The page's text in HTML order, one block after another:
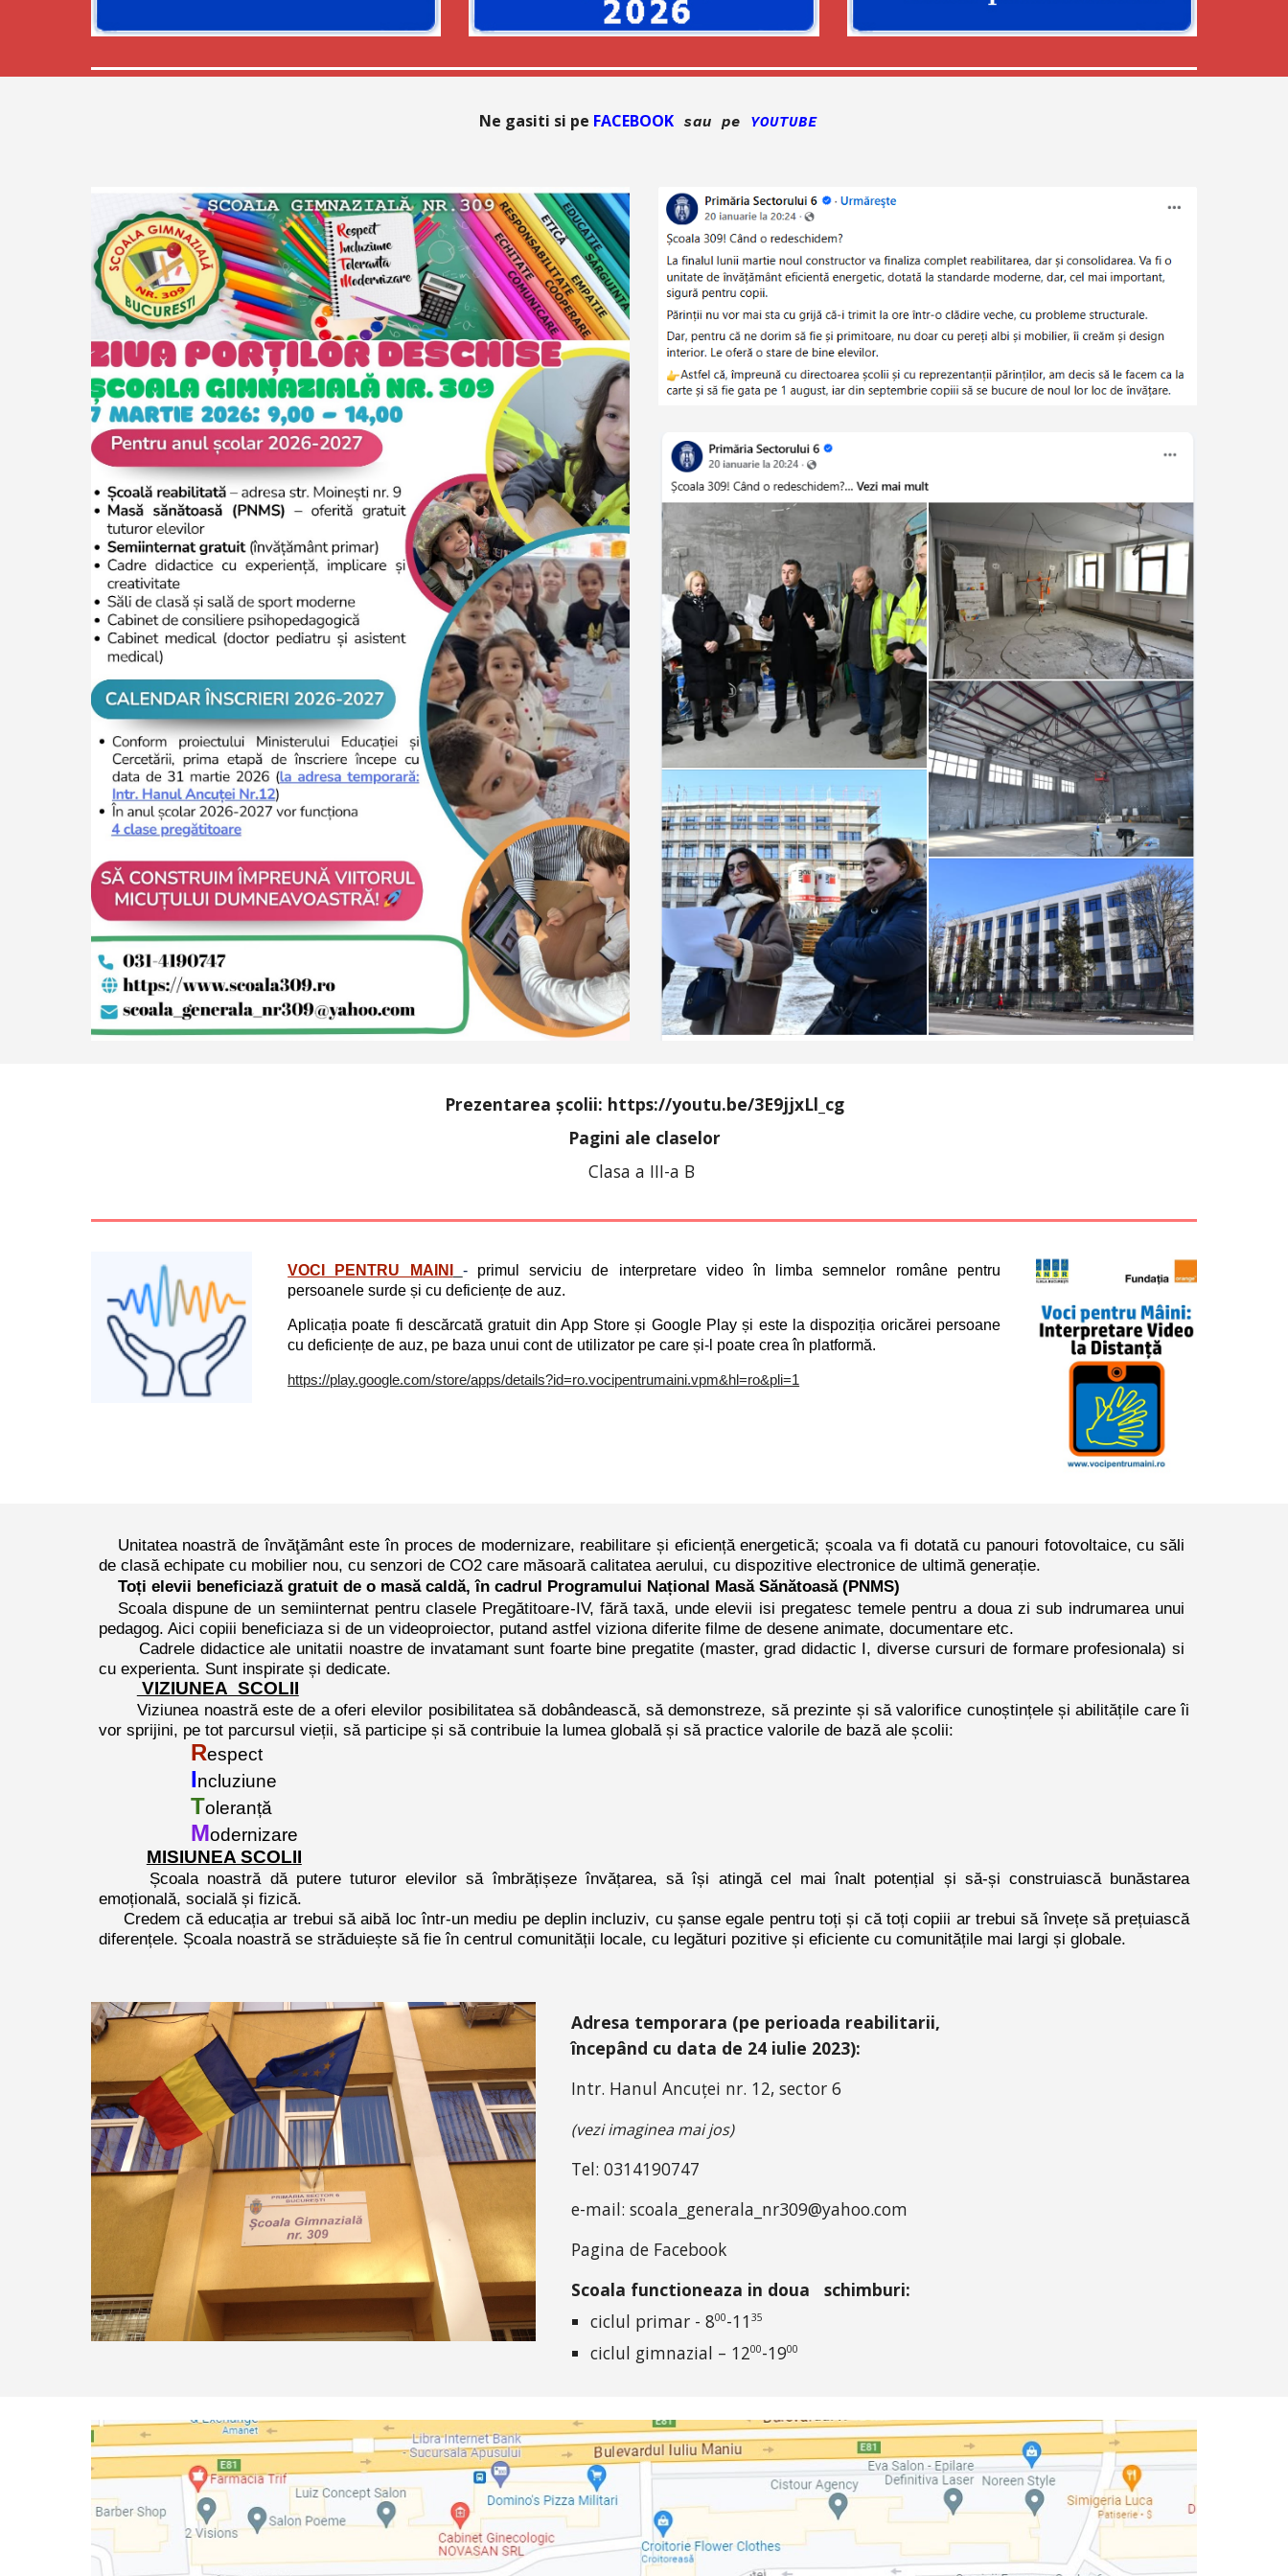
Ne gasiti si pe FACEBOOK sau pe YOUTUBE
Prezentarea școlii: https://youtu.be/3E9jjxLl_cg
Pagini ale claselor
Clasa a III-a B
VOCI PENTRU MAINI - primul serviciu de interpretare video în limba semnelor române pentru
persoanele surde și cu deficiențe de auz.
Aplicația poate fi descărcată gratuit din App Store și Google Play și este la dispoziția oricărei persoane
cu deficiențe de auz, pe baza unui cont de utilizator pe care și-l poate crea în platformă.
https://play.google.com/store/apps/details?id=ro.vocipentrumaini.vpm&hl=ro&pli=1
Unitatea noastră de învăţământ este în proces de modernizare, reabilitare și eficiență energetică; școala va fi dotată cu panouri fotovoltaice, cu săli
de clasă echipate cu mobilier nou, cu senzori de CO2 care măsoară calitatea aerului, cu dispozitive electronice de ultimă generație.
Toți elevii beneficiază gratuit de o masă caldă, în cadrul Programului Național Masă Sănătoasă (PNMS)
Scoala dispune de un semiinternat pentru clasele Pregătitoare-IV, fără taxă, unde elevii isi pregatesc temele pentru a doua zi sub indrumarea unui
pedagog. Aici copiii beneficiaza si de un videoproiector, putand astfel viziona diferite filme de desene animate, documentare etc.
Cadrele didactice ale unitatii noastre de invatamant sunt foarte bine pregatite (master, grad didactic I, diverse cursuri de formare profesionala) si
cu experienta. Sunt inspirate și dedicate.
VIZIUNEA SCOLII
Viziunea noastră este de a oferi elevilor posibilitatea să dobândească, să demonstreze, să prezinte și să valorifice cunoștințele și abilitățile care îi
vor sprijini, pe tot parcursul vieții, să participe și să contribuie la lumea globală și să practice valorile de bază ale școlii:
Respect
Incluziune
Toleranță
Modernizare
MISIUNEA SCOLII
Școala noastră dă putere tuturor elevilor să îmbrățișeze învățarea, să își atingă cel mai înalt potențial și să-și construiască bunăstarea
emoțională, socială și fizică.
Credem că educația ar trebui să aibă loc într-un mediu pe deplin incluziv, cu șanse egale pentru toți și că toți copiii ar trebui să învețe să prețuiască
diferențele. Școala noastră se străduiește să fie în centrul comunității locale, cu legături pozitive și eficiente cu comunitățile mai largi și globale.
Adresa temporara (pe perioada reabilitarii,
începând cu data de 24 iulie 2023):
Intr. Hanul Ancuței nr. 12, sector 6
(vezi imaginea mai jos)
Tel: 0314190747
e-mail:scoala_generala_nr309@yahoo.com
Pagina de Facebook
Scoala functioneaza in doua schimburi:
ciclul primar - 800-1135
ciclul gimnazial – 1200-1900